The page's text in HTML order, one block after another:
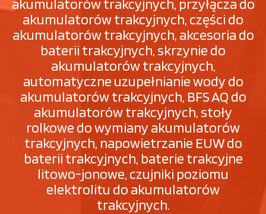
akumulatorów trakcyjnych, przyłącza do
akumulatorów trakcyjnych, części do
akumulatorów trakcyjnych, akcesoria do
baterii trakcyjnych, skrzynie do
akumulatorów trakcyjnych,
automatyczne uzupełnianie wody do
akumulatorów trakcyjnych, BFS AQ do
akumulatorów trakcyjnych, stoły
rolkowe do wymiany akumulatorów
trakcyjnych, napowietrzanie EUW do
baterii trakcyjnych, baterie trakcyjne
litowo-jonowe, czujniki poziomu
elektrolitu do akumulatorów
trakcyjnych.